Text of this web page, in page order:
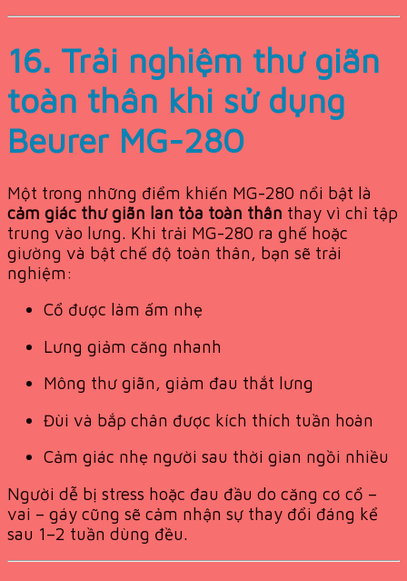
16. Trải nghiệm thư giãn
toàn thân khi sử dụng
Beurer MG-280
Một trong những điểm khiến MG-280 nổi bật là
cảm giác thư giãn lan tỏa toàn thân thay vì chỉ tập
trung vào lưng. Khi trải MG-280 ra ghế hoặc
giường và bật chế độ toàn thân, bạn sẽ trải
nghiệm:
Cổ được làm ấm nhẹ
Lưng giảm căng nhanh
Mông thư giãn, giảm đau thắt lưng
Đùi và bắp chân được kích thích tuần hoàn
Cảm giác nhẹ người sau thời gian ngồi nhiều
Người dễ bị stress hoặc đau đầu do căng cơ cổ –
vai – gáy cũng sẽ cảm nhận sự thay đổi đáng kể
sau 1–2 tuần dùng đều.